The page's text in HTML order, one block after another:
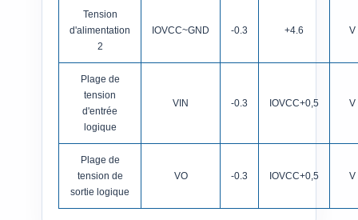
Tension
d'alimentation
2
IOVCC~GND -0.3 +4.6 V
Plage de
tension
d'entrée
logique
VIN -0.3 IOVCC+0,5 V
Plage de
tension de
sortie logique
VO -0.3 IOVCC+0,5 V